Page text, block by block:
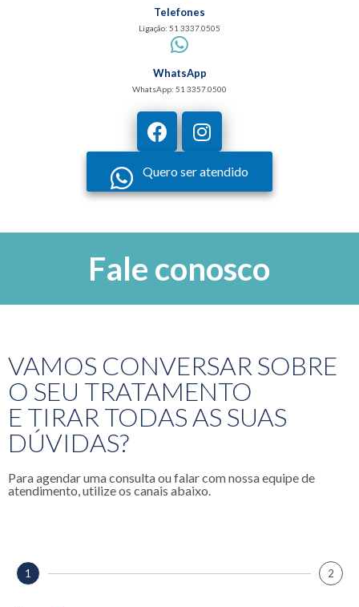
Telefones
Ligação: 51 3337.0505
WhatsApp
WhatsApp: 51 3357.0500
Quero ser atendido
Fale conosco
VAMOS CONVERSAR SOBRE
O SEU TRATAMENTO
E TIRAR TODAS AS SUAS
DÚVIDAS?
Para agendar uma consulta ou falar com nossa equipe de
atendimento, utilize os canais abaixo.
1 2